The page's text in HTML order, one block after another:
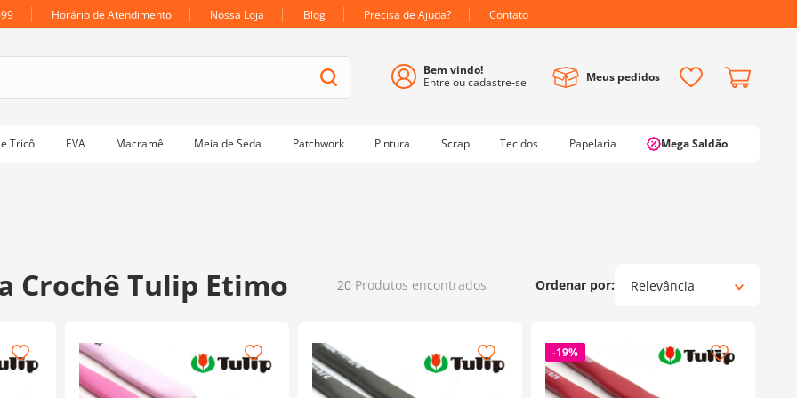
Horário de Atendimento Nossa Loja Blog Precisa de Ajuda? Contato
Meus pedidos
Tricô EVA Macramê Meia de Seda Patchwork Pintura Scrap Tecidos Papelaria Mega Saldão
Crochê Tulip Etimo 20 Produtos Relevância
-19%